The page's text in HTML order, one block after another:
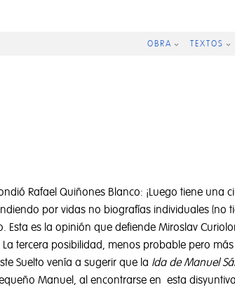
OBRA TEXTOS
Rafael Quiñones Blanco: ¡Luego tiene una
por vidas no biografías individuales (no
es la opinión que defiende Miroslav
tercera posibilidad, menos probable pero
Suelto venía a sugerir que la Ida de Manuel
Manuel, al encontrarse en esta